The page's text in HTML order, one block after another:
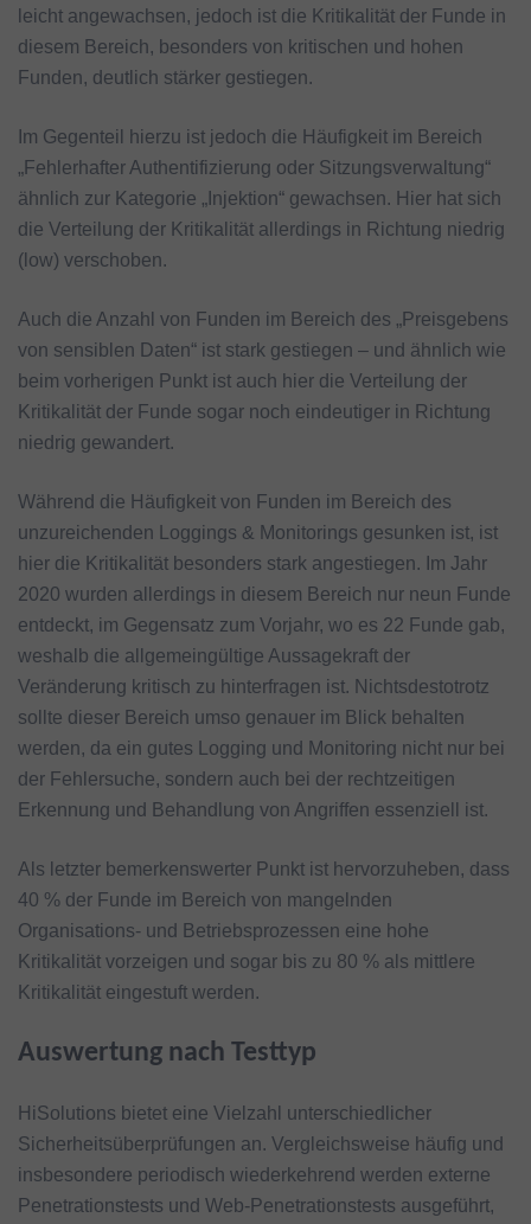
leicht angewachsen, jedoch ist die Kritikalität der Funde in
diesem Bereich, besonders von kritischen und hohen
Funden, deutlich stärker gestiegen.
Im Gegenteil hierzu ist jedoch die Häufigkeit im Bereich
„Fehlerhafter Authentifizierung oder Sitzungsverwaltung“
ähnlich zur Kategorie „Injektion“ gewachsen. Hier hat sich
die Verteilung der Kritikalität allerdings in Richtung niedrig
(low) verschoben.
Auch die Anzahl von Funden im Bereich des „Preisgebens
von sensiblen Daten“ ist stark gestiegen – und ähnlich wie
beim vorherigen Punkt ist auch hier die Verteilung der
Kritikalität der Funde sogar noch eindeutiger in Richtung
niedrig gewandert.
Während die Häufigkeit von Funden im Bereich des
unzureichenden Loggings & Monitorings gesunken ist, ist
hier die Kritikalität besonders stark angestiegen. Im Jahr
2020 wurden allerdings in diesem Bereich nur neun Funde
entdeckt, im Gegensatz zum Vorjahr, wo es 22 Funde gab,
weshalb die allgemeingültige Aussagekraft der
Veränderung kritisch zu hinterfragen ist. Nichtsdestotrotz
sollte dieser Bereich umso genauer im Blick behalten
werden, da ein gutes Logging und Monitoring nicht nur bei
der Fehlersuche, sondern auch bei der rechtzeitigen
Erkennung und Behandlung von Angriffen essenziell ist.
Als letzter bemerkenswerter Punkt ist hervorzuheben, dass
40 % der Funde im Bereich von mangelnden
Organisations- und Betriebsprozessen eine hohe
Kritikalität vorzeigen und sogar bis zu 80 % als mittlere
Kritikalität eingestuft werden.
Auswertung nach Testtyp
HiSolutions bietet eine Vielzahl unterschiedlicher
Sicherheitsüberprüfungen an. Vergleichsweise häufig und
insbesondere periodisch wiederkehrend werden externe
Penetrationstests und Web-Penetrationstests ausgeführt,